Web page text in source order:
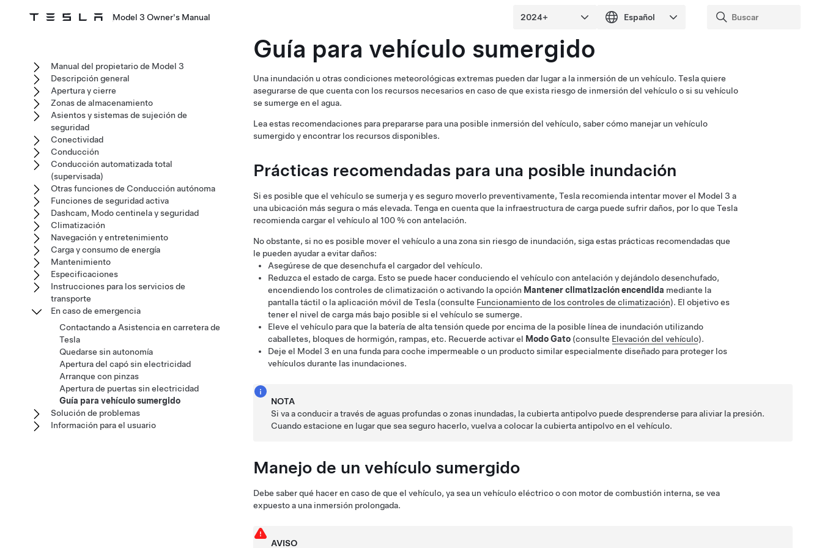
Model 3 Owner's Manual
Guía para vehículo sumergido
Una inundación u otras condiciones meteorológicas extremas pueden dar lugar a la inmersión de un vehículo. Tesla quiere
asegurarse de que cuenta con los recursos necesarios en caso de que exista riesgo de inmersión del vehículo o si su vehículo
se sumerge en el agua.
Lea estas recomendaciones para prepararse para una posible inmersión del vehículo, saber cómo manejar un vehículo
sumergido y encontrar los recursos disponibles.
Prácticas recomendadas para una posible inundación
Si es posible que el vehículo se sumerja y es seguro moverlo preventivamente, Tesla recomienda intentar mover el Model 3 a
una ubicación más segura o más elevada. Tenga en cuenta que la infraestructura de carga puede sufrir daños, por lo que Tesla
recomienda cargar el vehículo al 100 % con antelación.
No obstante, si no es posible mover el vehículo a una zona sin riesgo de inundación, siga estas prácticas recomendadas que
le pueden ayudar a evitar daños:
Asegúrese de que desenchufa el cargador del vehículo.
Reduzca el estado de carga. Esto se puede hacer conduciendo el vehículo con antelación y dejándolo desenchufado,
encendiendo los controles de climatización o activando la opción Mantener climatización encendida mediante la
pantalla táctil o la aplicación móvil de Tesla (consulte Funcionamiento de los controles de climatización). El objetivo es
tener el nivel de carga más bajo posible si el vehículo se sumerge.
Eleve el vehículo para que la batería de alta tensión quede por encima de la posible línea de inundación utilizando
caballetes, bloques de hormigón, rampas, etc. Recuerde activar el Modo Gato (consulte Elevación del vehículo).
Deje el Model 3 en una funda para coche impermeable o un producto similar especialmente diseñado para proteger los
vehículos durante las inundaciones.
NOTA
Si va a conducir a través de aguas profundas o zonas inundadas, la cubierta antipolvo puede desprenderse para aliviar la presión.
Cuando estacione en lugar que sea seguro hacerlo, vuelva a colocar la cubierta antipolvo en el vehículo.
Manejo de un vehículo sumergido
Debe saber qué hacer en caso de que el vehículo, ya sea un vehículo eléctrico o con motor de combustión interna, se vea
expuesto a una inmersión prolongada.
AVISO
Manual del propietario de Model 3
Descripción general
Apertura y cierre
Zonas de almacenamiento
Asientos y sistemas de sujeción de
seguridad
Conectividad
Conducción
Conducción automatizada total
(supervisada)
Otras funciones de Conducción autónoma
Funciones de seguridad activa
Dashcam, Modo centinela y seguridad
Climatización
Navegación y entretenimiento
Carga y consumo de energía
Mantenimiento
Especificaciones
Instrucciones para los servicios de
transporte
En caso de emergencia
Contactando a Asistencia en carretera de
Tesla
Quedarse sin autonomía
Apertura del capó sin electricidad
Arranque con pinzas
Apertura de puertas sin electricidad
Guía para vehículo sumergido
Solución de problemas
Información para el usuario